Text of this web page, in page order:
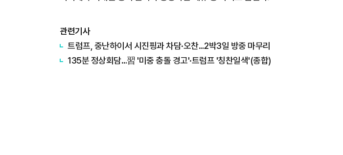
관련기사
트럼프, 중난하이서 시진핑과 차담·오찬…2박3일 방중 마무리
135분 정상회담…習 '미중 충돌 경고'·트럼프 '칭찬일색'(종합)